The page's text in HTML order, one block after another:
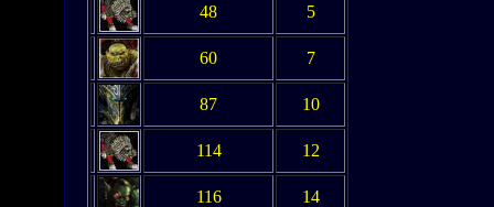
48 5
60 7
87 10
114 12
116 14